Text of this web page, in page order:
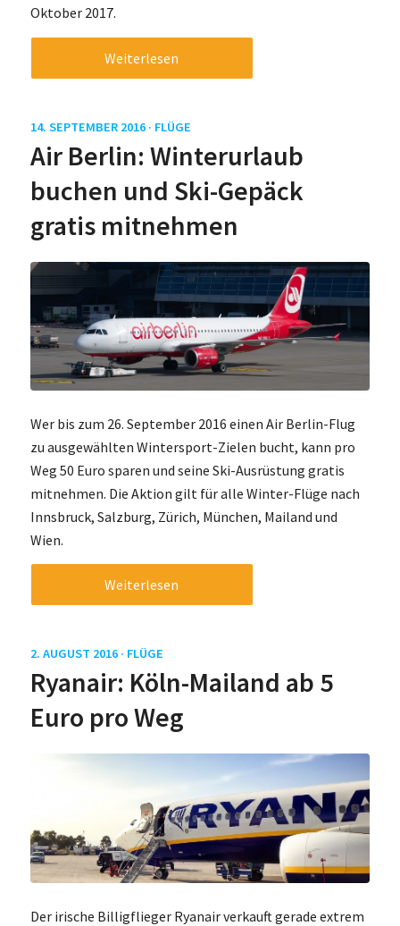
Oktober 2017.
Weiterlesen
14. SEPTEMBER 2016 · FLÜGE
Air Berlin: Winterurlaub
buchen und Ski-Gepäck
gratis mitnehmen
Wer bis zum 26. September 2016 einen Air Berlin-Flug
zu ausgewählten Wintersport-Zielen bucht, kann pro
Weg 50 Euro sparen und seine Ski-Ausrüstung gratis
mitnehmen. Die Aktion gilt für alle Winter-Flüge nach
Innsbruck, Salzburg, Zürich, München, Mailand und
Wien.
Weiterlesen
2. AUGUST 2016 · FLÜGE
Ryanair: Köln-Mailand ab 5
Euro pro Weg
Der irische Billigflieger Ryanair verkauft gerade extrem